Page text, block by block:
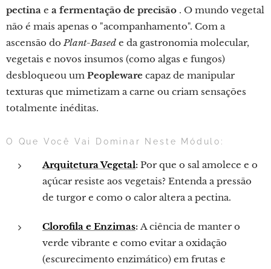
pectina e a fermentação de precisão . O mundo vegetal
não é mais apenas o "acompanhamento". Com a
ascensão doPlant-Based e da gastronomia molecular,
vegetais e novos insumos (como algas e fungos)
desbloqueou um Peopleware capaz de manipular
texturas que mimetizam a carne ou criam sensações
totalmente inéditas.
O Que Você Vai Dominar Neste Módulo:
Arquitetura Vegetal: Por que o sal amolece e o
açúcar resiste aos vegetais? Entenda a pressão
de turgor e como o calor altera a pectina.
Clorofila e Enzimas: A ciência de manter o
verde vibrante e como evitar a oxidação
(escurecimento enzimático) em frutas e